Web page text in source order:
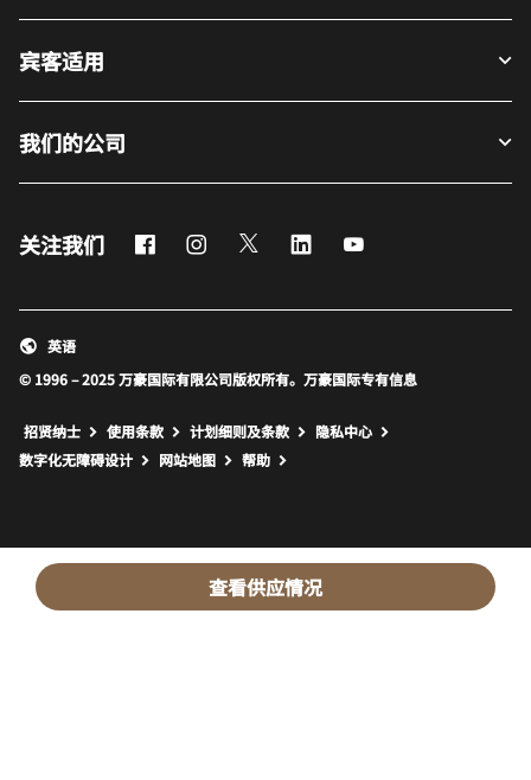
查看供应情况
宾客适用
我们的公司
关注我们 FacebookInstagram
Twitter LinkedIn
© 1996 – 2025 万豪国际有限公司版权所有。万豪国际专有信息
英语
招贤纳士 使用条款 计划细则及条款
隐私中心
数字化无障碍设计
网站地图 打开新窗口
帮助